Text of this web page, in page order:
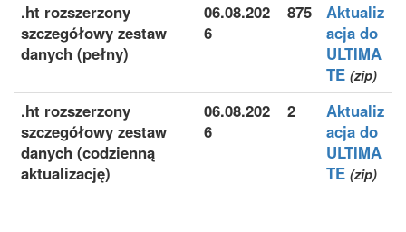
.ht rozszerzony
szczegółowy zestaw
danych (pełny)
06.08.202
6
875
Aktualiz
acja do
ULTIMA
TE (zip)
.ht rozszerzony
szczegółowy zestaw
danych (codzienną
aktualizację)
06.08.202
6
2
Aktualiz
acja do
ULTIMA
TE (zip)